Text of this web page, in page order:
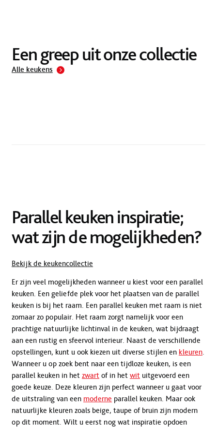
Een greep uit onze collectie
Alle keukens
Parallel keuken inspiratie;
wat zijn de mogelijkheden?
Bekijk de keukencollectie
Er zijn veel mogelijkheden wanneer u kiest voor een parallel
keuken. Een geliefde plek voor het plaatsen van de parallel
keuken is bij het raam. Een parallel keuken met raam is niet
zomaar zo populair. Het raam zorgt namelijk voor een
prachtige natuurlijke lichtinval in de keuken, wat bijdraagt
aan een rustig en sfeervol interieur. Naast de verschillende
opstellingen, kunt u ook kiezen uit diverse stijlen en kleuren
Wanneer u op zoek bent naar een tijdloze keuken, is een
parallel keuken in het zwart of in het wit uitgevoerd een
goede keuze. Deze kleuren zijn perfect wanneer u gaat voor
de uitstraling van een moderne parallel keuken. Maar ook
natuurlijke kleuren zoals beige, taupe of bruin zijn modern
op dit moment. Wilt u eerst nog wat inspiratie opdoen